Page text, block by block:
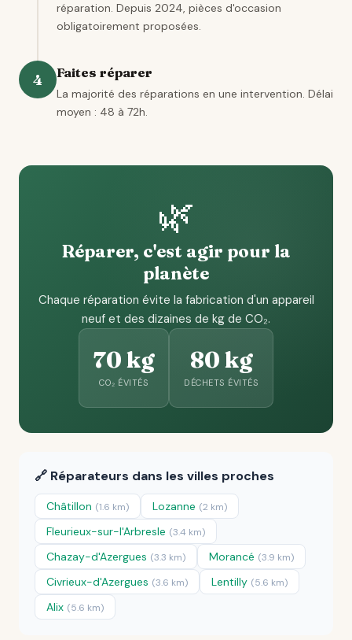
réparation. Depuis 2024, pièces d'occasion
obligatoirement proposées.
4 Faites réparer
La majorité des réparations en une intervention. Délai
moyen : 48 à 72h.
🌿
Réparer, c'est agir pour la
planète
Chaque réparation évite la fabrication d'un appareil
neuf et des dizaines de kg de CO₂.
70 kg
CO₂ ÉVITÉS
80 kg
DÉCHETS ÉVITÉS
🔗 Réparateurs dans les villes proches
Châtillon (1.6 km) Lozanne (2 km)
Fleurieux-sur-l'Arbresle (3.4 km)
Chazay-d'Azergues (3.3 km) Morancé (3.9 km)
Civrieux-d'Azergues (3.6 km) Lentilly (5.6 km)
Alix (5.6 km)